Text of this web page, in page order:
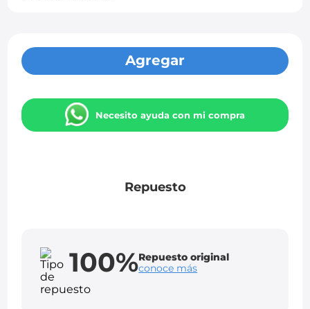
Agregar
Necesito ayuda con mi compra
Repuesto
100%Repuesto original
conoce más